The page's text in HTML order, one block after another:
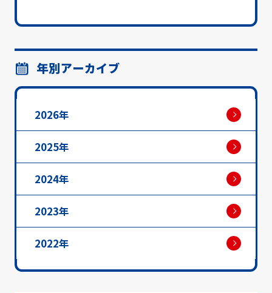
年別アーカイブ
2026年
2025年
2024年
2023年
2022年